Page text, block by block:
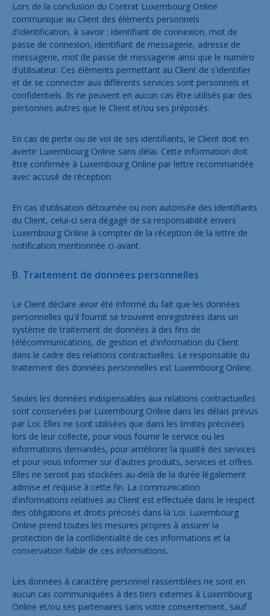
Lors de la conclusion du Contrat Luxembourg Online
communique au Client des éléments personnels
d'identification, à savoir : identifiant de connexion, mot de
passe de connexion, identifiant de messagerie, adresse de
messagerie, mot de passe de messagerie ainsi que le numéro
d'utilisateur. Ces éléments permettant au Client de s'identifier
et de se connecter aux différents services sont personnels et
confidentiels. Ils ne peuvent en aucun cas être utilisés par des
personnes autres que le Client et/ou ses préposés.
En cas de perte ou de vol de ses identifiants, le Client doit en
avertir Luxembourg Online sans délai. Cette information doit
être confirmée à Luxembourg Online par lettre recommandée
avec accusé de réception.
En cas d'utilisation détournée ou non autorisée des identifiants
du Client, celui-ci sera dégagé de sa responsabilité envers
Luxembourg Online à compter de la réception de la lettre de
notification mentionnée ci-avant.
B. Traitement de données personnelles
Le Client déclare avoir été informé du fait que les données
personnelles qu'il fournit se trouvent enregistrées dans un
système de traitement de données à des fins de
télécommunications, de gestion et d'information du Client
dans le cadre des relations contractuelles. Le responsable du
traitement des données personnelles est Luxembourg Online.
Seules les données indispensables aux relations contractuelles
sont conservées par Luxembourg Online dans les délais prévus
par Loi. Elles ne sont utilisées que dans les limites précisées
lors de leur collecte, pour vous fournir le service ou les
informations demandés, pour améliorer la qualité des services
et pour vous informer sur d'autres produits, services et offres.
Elles ne seront pas stockées au-delà de la durée légalement
admise et requise à cette fin. La communication
d'informations relatives au Client est effectuée dans le respect
des obligations et droits précisés dans la Loi. Luxembourg
Online prend toutes les mesures propres à assurer la
protection de la confidentialité de ces informations et la
conservation fiable de ces informations.
Les données à caractère personnel rassemblées ne sont en
aucun cas communiquées à des tiers externes à Luxembourg
Online et/ou ses partenaires sans votre consentement, sauf